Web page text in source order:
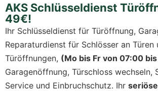
AKS Schlüsseldienst
49€!
Ihr Schlüsseldienst für Türöffnung,
Reparaturdienst für Schlösser an Türen
Türöffnungen, (Mo bis Fr von 07:00
Garagenöffnung, Türschloss wechseln,
Service und Einbruchschutz. Ihr